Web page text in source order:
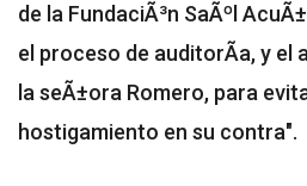
de la FundaciÃ³n SaÃºl
el proceso de auditorÃ­a, y el
la seÃ±ora Romero, para
hostigamiento en su contra".